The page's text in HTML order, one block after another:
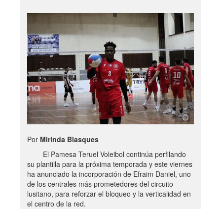
Por Mirinda Blasques
El Pamesa Teruel Voleibol continúa perfilando
su plantilla para la próxima temporada y este viernes
ha anunciado la incorporación de Efraim Daniel, uno
de los centrales más prometedores del circuito
lusitano, para reforzar el bloqueo y la verticalidad en
el centro de la red.